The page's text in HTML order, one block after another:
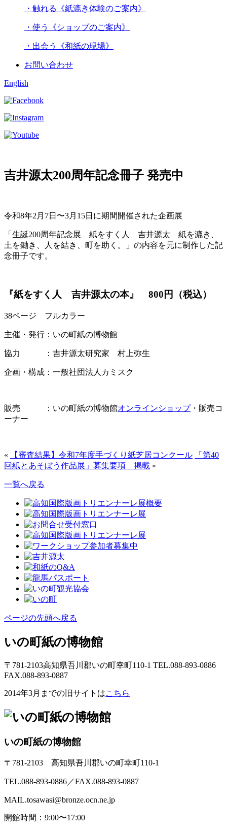
・触れる《紙漉き体験のご案内》
・使う《ショップのご案内》
・出会う《和紙の現場》
お問い合わせ
English
吉井源太200周年記念冊子 発売中
令和8年2月7日〜3月15日に期間開催された企画展
「生誕200周年記念展 紙をすく人 吉井源太 紙を漉き、
土を鋤き、人を結き、町を助く。」の内容を元に制作した記
念冊子です。
『紙をすく人 吉井源太の本』 800円（税込）
38ページ フルカラー
主催・発行：いの町紙の博物館
協力 ：吉井源太研究家 村上弥生
企画・構成：一般社団法人カミスク
販売 ：いの町紙の博物館オンラインショップ・販売コ
ーナー
« 【審査結果】令和7年度手づくり紙芝居コンクール
「第40
回紙とあそぼう作品展」募集要項 掲載 »
一覧へ戻る
ページの先頭へ戻る
いの町紙の博物館
〒781-2103高知県吾川郡いの町幸町110-1 TEL.088-893-0886
FAX.088-893-0887
2014年3月までの旧サイトはこちら
いの町紙の博物館
〒781-2103 高知県吾川郡いの町幸町110-1
TEL.088-893-0886／FAX.088-893-0887
MAIL.tosawasi@bronze.ocn.ne.jp
開館時間：9:00〜17:00